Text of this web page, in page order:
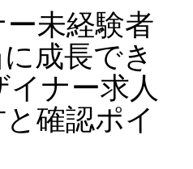
ー未経験者
成長でき
イナー求人
確認ポイ